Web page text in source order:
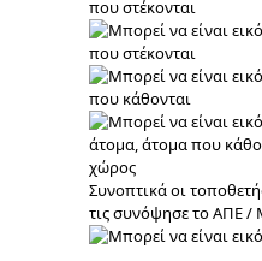
Συνοπτικά οι
τις συνόψησε το ΑΠΕ /